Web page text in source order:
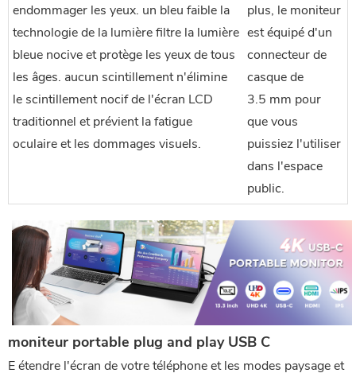
endommager les yeux. un bleu faible la
technologie de la lumière filtre la lumière
bleue nocive et protège les yeux de tous
les âges. aucun scintillement n'élimine
le scintillement nocif de l'écran LCD
traditionnel et prévient la fatigue
oculaire et les dommages visuels.
plus, le moniteur
est équipé d'un
connecteur de
casque de
3.5 mm pour
que vous
puissiez l'utiliser
dans l'espace
public.
moniteur portable plug and play USB C
E étendre l'écran de votre téléphone et les modes paysage et